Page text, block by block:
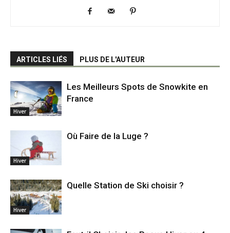
ARTICLES LIÉS PLUS DE L'AUTEUR
Hiver
Les Meilleurs Spots de Snowkite en
France
Hiver
Où Faire de la Luge ?
Hiver
Quelle Station de Ski choisir ?